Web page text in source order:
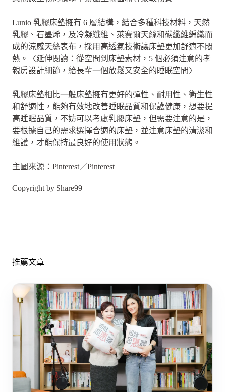
Lunio 乳膠床墊擁有 6 層結構，結合多種科技材料，天然
乳膠、石墨烯，及冷凝纖維、萊賽爾天絲和碳纖維編織而
成的涼感天絲表布，採用高透氣技術讓床墊更加舒適不悶
熱。〈延伸閱讀：從空間到床墊素材，5 個必須注意的孝
親房設計細節，給長輩一個放鬆又安全的睡眠空間〉
乳膠床墊相比一般床墊擁有更好的彈性、耐用性、衛生性
和舒適性，能夠有效地改善睡眠品質和保護健康，想要提
高睡眠品質，不妨可以考慮乳膠床墊，但需要注意的是，
要根據自己的需求選擇合適的床墊，並注意床墊的清潔和
維護，才能保持最良好的使用狀態。
主圖來源：Pinterest／Pinterest
Copyright by Share99
推薦文章